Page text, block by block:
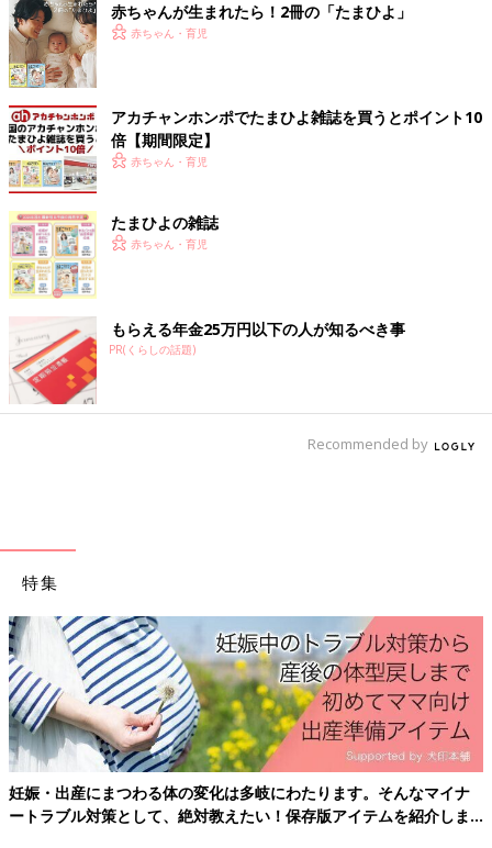
赤ちゃんが生まれたら！2冊の「たまひよ」
赤ちゃん・育児
アカチャンホンポでたまひよ雑誌を買うとポイント10
倍【期間限定】
赤ちゃん・育児
たまひよの雑誌
赤ちゃん・育児
もらえる年金25万円以下の人が知るべき事
PR(くらしの話題)
Recommended by
特集
妊娠・出産にまつわる体の変化は多岐にわたります。そんなマイナ
ートラブル対策として、絶対教えたい！保存版アイテムを紹介しま